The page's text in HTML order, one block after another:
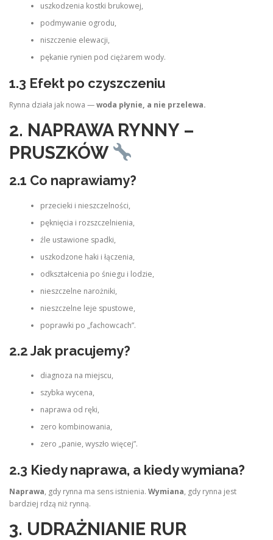
uszkodzenia kostki brukowej,
podmywanie ogrodu,
niszczenie elewacji,
pękanie rynien pod ciężarem wody.
1.3 Efekt po czyszczeniu
Rynna działa jak nowa —woda płynie, a nie przelewa.
2. NAPRAWA RYNNY –
PRUSZKÓW
2.1 Co naprawiamy?
przecieki i nieszczelności,
pęknięcia i rozszczelnienia,
źle ustawione spadki,
uszkodzone haki i łączenia,
odkształcenia po śniegu i lodzie,
nieszczelne narożniki,
nieszczelne leje spustowe,
poprawki po „fachowcach”.
2.2 Jak pracujemy?
diagnoza na miejscu,
szybka wycena,
naprawa od ręki,
zero kombinowania,
zero „panie, wyszło więcej”.
2.3 Kiedy naprawa, a kiedy wymiana?
Naprawa, gdy rynna ma sens istnienia. Wymiana, gdy rynna jest
bardziej rdzą niż rynną.
3. UDRAŻNIANIE RUR